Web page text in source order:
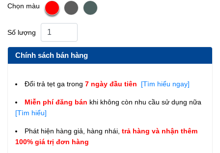
Chọn màu
Số lượng
Chính sách bán hàng
Đổi trả tẹt ga trong 7 ngày đầu tiên [Tìm hiểu ngay]
Miễn phí đăng bán khi không còn nhu cầu sử dụng nữa
[Tìm hiểu]
Phát hiện hàng giả, hàng nhái, trả hàng và nhận thêm
100% giá trị đơn hàng